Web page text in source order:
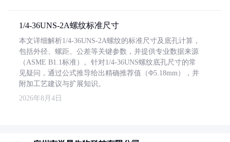
1/4-36UNS-2A螺纹标准尺寸
本文详细解析1/4-36UNS-2A螺纹的标准尺寸及底孔计算，
包括外径、螺距、公差等关键参数，并提供专业数据来源
（ASME B1.1标准）。针对1/4-36UNS螺纹底孔尺寸的常
见疑问，通过公式推导给出精确推荐值（Φ5.18mm），并
附加工艺建议与扩展知识。
2026年8月4日